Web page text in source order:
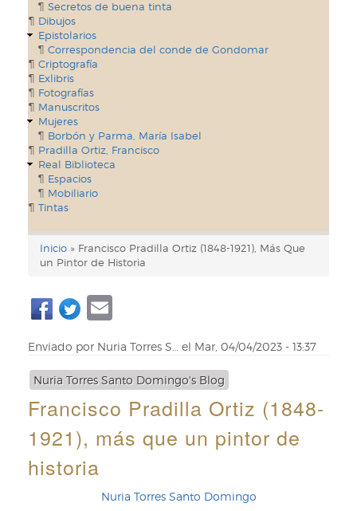
Secretos de buena tinta
Dibujos
Epistolarios
Correspondencia del conde de Gondomar
Criptografía
Exlibris
Fotografías
Manuscritos
Mujeres
Borbón y Parma, María Isabel
Pradilla Ortiz, Francisco
Real Biblioteca
Espacios
Mobiliario
Tintas
Enlaces
de
ayuda
de
navegación
Inicio
Francisco Pradilla Ortiz (1848-1921), Más Que
un Pintor de Historia
Enviado por Nuria Torres S… el Mar, 04/04/2023 - 13:37
Nuria Torres Santo Domingo's Blog
Francisco Pradilla Ortiz (1848-
1921), más que un pintor de
historia
Nuria Torres Santo Domingo